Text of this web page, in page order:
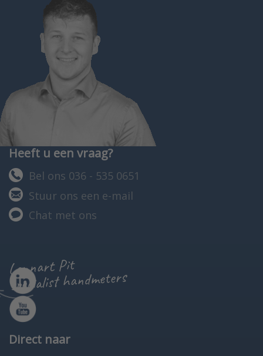
Heeft u een vraag?
Bel ons 036 - 535 0651
Stuur ons een e-mail
Chat met ons
Lennart Pit
specialist handmeters
Direct naar